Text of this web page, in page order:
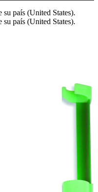
su país (United States).
su país (United States).